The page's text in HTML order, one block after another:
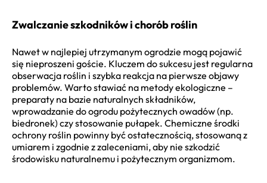
Zwalczanie szkodników i chorób roślin
Nawet w najlepiej utrzymanym ogrodzie mogą pojawić
się nieproszeni goście. Kluczem do sukcesu jest regularna
obserwacja roślin i szybka reakcja na pierwsze objawy
problemów. Warto stawiać na metody ekologiczne –
preparaty na bazie naturalnych składników,
wprowadzanie do ogrodu pożytecznych owadów (np.
biedronek) czy stosowanie pułapek. Chemiczne środki
ochrony roślin powinny być ostatecznością, stosowaną z
umiarem i zgodnie z zaleceniami, aby nie szkodzić
środowisku naturalnemu i pożytecznym organizmom.